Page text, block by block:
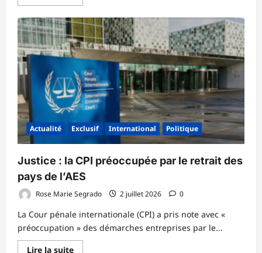
savoir
sur
Contrats
d’objectifs
2026
:
un
taux
moyen
d’exécution
de
55,16
%
mi-
parcours,
la
en
tête
avec
75,10
%
Actualité Exclusif International Politique
‎Justice : la CPI préoccupée par le retrait des
pays de l’AES ‎
Rose Marie Segrado 2 juillet 2026 0
‎La Cour pénale internationale (CPI) a pris note avec «
préoccupation » des démarches entreprises par le...
Lire la suiteEn